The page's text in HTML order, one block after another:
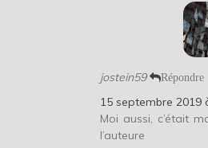
jostein59 Répondre
15 septembre 2019
Moi aussi, c’était
l’auteure